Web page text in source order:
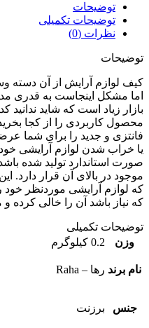
توضیحات
توضیحات تکمیلی
نظرات (0)
لوازم آرایش از آن دسته
مشکل اینجاست به قدری مدل
زیاد است که شاید ندانید کدام
کاربردی را از کجا بخرید.
و جدید را برای شما عرضه
شدن لوازم آرایشی خود
استاندارد تولید شده باشد؛
در بالای آن قرار دارد. این
آرایشی موردنظر خود را در
باشد آن را خالی کرده و
تکمیلی
0.2 کیلوگرم
برند رها – Raha
برزنت